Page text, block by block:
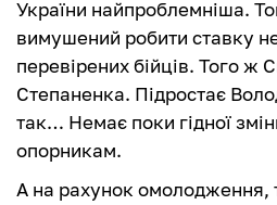
України найпроблемніша.
вимушений робити ставку
перевірених бійців. Того ж
Степаненка. Підростає
так… Немає поки гідної
опорникам.
А на рахунок омолодження,